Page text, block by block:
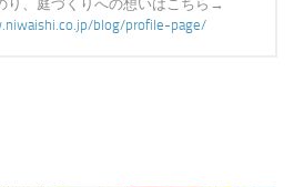
り、庭づくりへの想いはこちら→
blog/profile-page/